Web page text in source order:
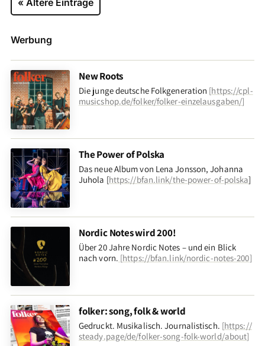
« Ältere Einträge
Werbung
New Roots
Die junge deutsche Folkgeneration [https://cpl-
musicshop.de/folker/folker-einzelausgaben/]
The Power of Polska
Das neue Album von Lena Jonsson, Johanna
Juhola [https://bfan.link/the-power-of-polska]
Nordic Notes wird 200!
Über 20 Jahre Nordic Notes – und ein Blick
nach vorn. [https://bfan.link/nordic-notes-200]
folker: song, folk & world
Gedruckt. Musikalisch. Journalistisch. [https://
steady.page/de/folker-song-folk-world/about]